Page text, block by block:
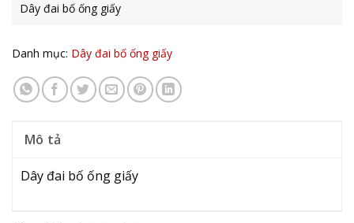
Dây đai bố ống giấy
Danh mục: Dây đai bố ống giấy
Mô tả
Dây đai bố ống giấy